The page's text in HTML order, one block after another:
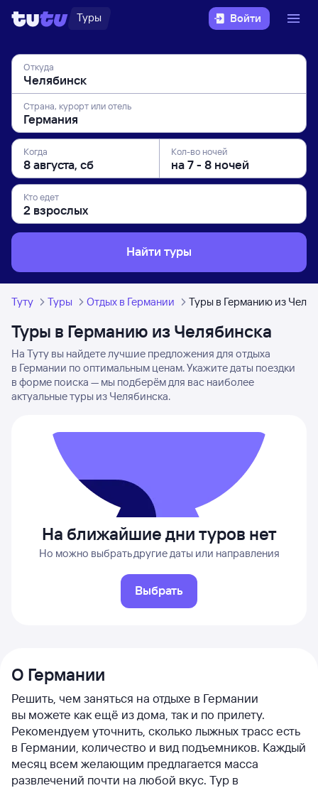
Туры Войти
Откуда
Страна, курорт или отель
Когда Кол-во ночей
Кто едет
Найти туры
Туту Туры Отдых в Германии Туры в Германию из
Туры в Германию из Челябинска
На Туту вы найдете лучшие предложения для отдыха
в Германии по оптимальным ценам. Укажите даты поездки
в форме поиска — мы подберём для вас наиболее
актуальные туры из Челябинска.
На ближайшие дни туров нет
Но можно выбрать другие даты или направления
Выбрать
О Германии
Решить, чем заняться на отдыхе в Германии
вы можете как ещё из дома, так и по прилету.
Рекомендуем уточнить, сколько лыжных трасс есть
в Германии, количество и вид подъемников. Каждый
месяц всем желающим предлагается масса
развлечений почти на любой вкус. Тур в